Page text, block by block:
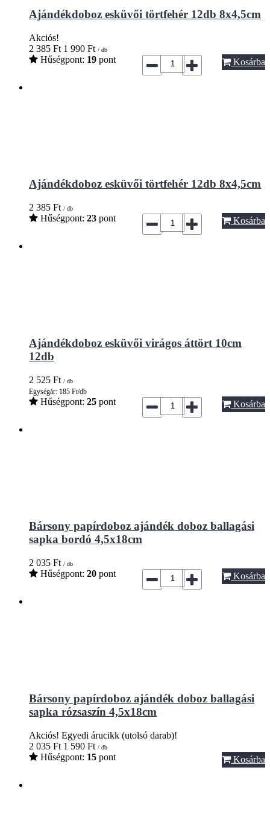
Ajándékdoboz esküvői törtfehér 12db 8x4,5cm
Akciós!
2 385 Ft 1 990 Ft / db
Hűségpont: 19 pont Kosárba
Ajándékdoboz esküvői törtfehér 12db 8x4,5cm
2 385 Ft / db
Hűségpont: 23 pont Kosárba
Ajándékdoboz esküvői virágos áttört 10cm
12db
2 525 Ft / db
Egységár: 185 Ft/db
Hűségpont: 25 pont Kosárba
Bársony papírdoboz ajándék doboz ballagási
sapka bordó 4,5x18cm
2 035 Ft / db
Hűségpont: 20 pont Kosárba
Bársony papírdoboz ajándék doboz ballagási
sapka rózsaszín 4,5x18cm
Akciós! Egyedi árucikk (utolsó darab)!
2 035 Ft 1 590 Ft / db
Hűségpont: 15 pont Kosárba